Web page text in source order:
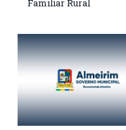
Familiar Rural